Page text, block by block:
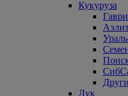
Кукуруза
Лук